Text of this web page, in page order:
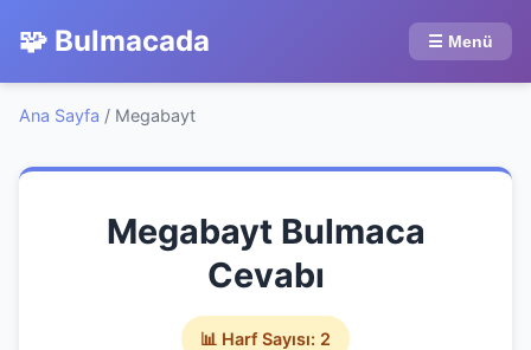
🧩 Bulmacada ☰ Menü
Ana Sayfa / Megabayt
Megabayt Bulmaca
Cevabı
📊 Harf Sayısı: 2